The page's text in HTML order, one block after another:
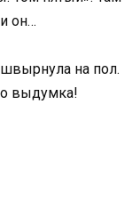
он…
на пол.
выдумка!